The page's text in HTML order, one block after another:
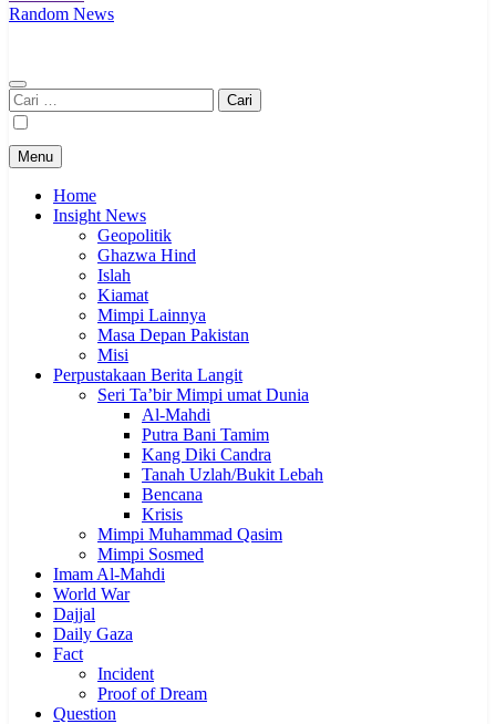
Random News
Cari
untuk:
Menu
Home
Insight News
Geopolitik
Ghazwa Hind
Islah
Kiamat
Mimpi Lainnya
Masa Depan Pakistan
Misi
Perpustakaan Berita Langit
Seri Ta’bir Mimpi umat Dunia
Al-Mahdi
Putra Bani Tamim
Kang Diki Candra
Tanah Uzlah/Bukit Lebah
Bencana
Krisis
Mimpi Muhammad Qasim
Mimpi Sosmed
Imam Al-Mahdi
World War
Dajjal
Daily Gaza
Fact
Incident
Proof of Dream
Question